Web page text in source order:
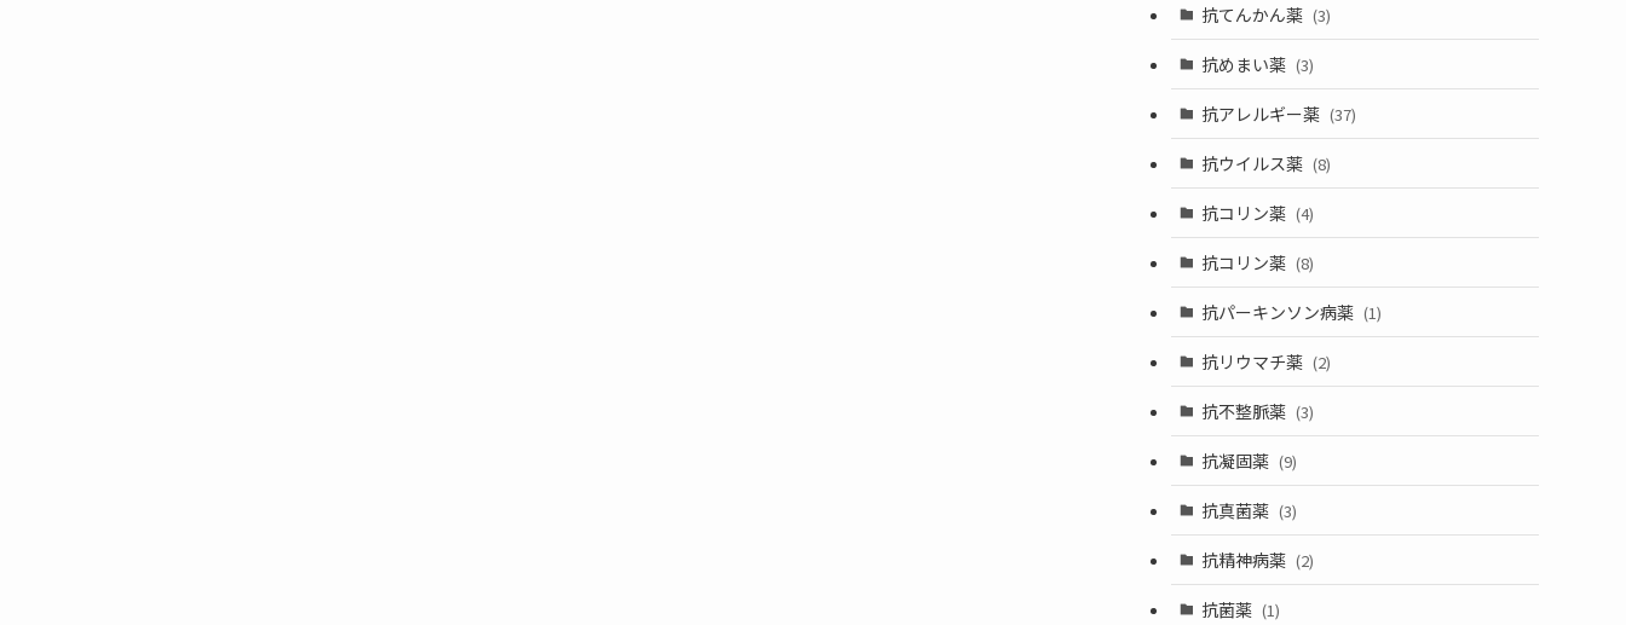
抗てんかん薬 (3)
抗めまい薬 (3)
抗アレルギー薬 (37)
抗ウイルス薬 (8)
抗コリン薬 (4)
抗コリン薬 (8)
抗パーキンソン病薬 (1)
抗リウマチ薬 (2)
抗不整脈薬 (3)
抗凝固薬 (9)
抗真菌薬 (3)
抗精神病薬 (2)
抗菌薬 (1)